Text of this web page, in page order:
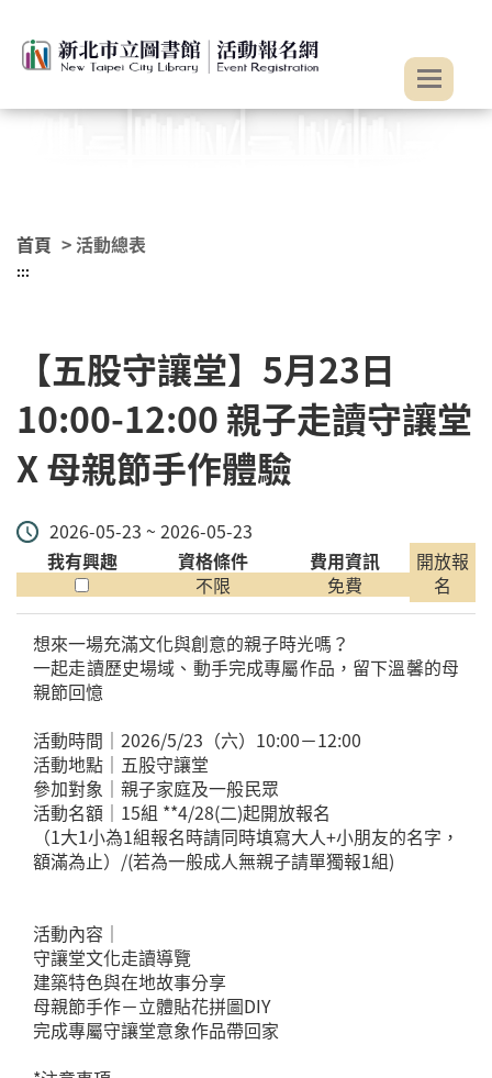
首頁 > 活動總表
:::
【五股守讓堂】5月23日
10:00-12:00 親子走讀守讓堂
X 母親節手作體驗
2026-05-23 ~ 2026-05-23
我有興趣
資格條件
不限
費用資訊
免費
開放報
名
想來一場充滿文化與創意的親子時光嗎？
一起走讀歷史場域、動手完成專屬作品，留下溫馨的母
親節回憶
活動時間｜2026/5/23（六）10:00－12:00
活動地點｜五股守讓堂
參加對象｜親子家庭及一般民眾
活動名額｜15組 **4/28(二)起開放報名
（1大1小為1組報名時請同時填寫大人+小朋友的名字，
額滿為止）/(若為一般成人無親子請單獨報1組)
活動內容｜
守讓堂文化走讀導覽
建築特色與在地故事分享
母親節手作－立體貼花拼圖DIY
完成專屬守讓堂意象作品帶回家